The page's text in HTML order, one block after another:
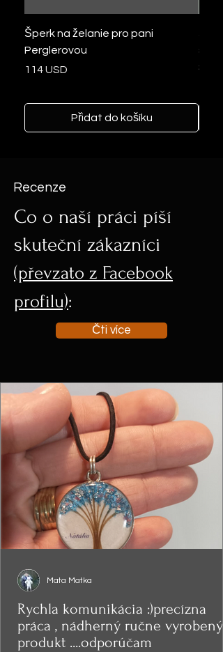
Recenze
Co o naší práci píší
skuteční zákazníci
(převzato z Facebook
profilu):
Čti více
Šperk na želanie pro pani
Perglerovou
Cena
114 USD
Přidat do košíku
Rychla komunikácia :)precízna
práca , nádherný ručne vyrobený
produkt ....odporúčam
Mata Matka